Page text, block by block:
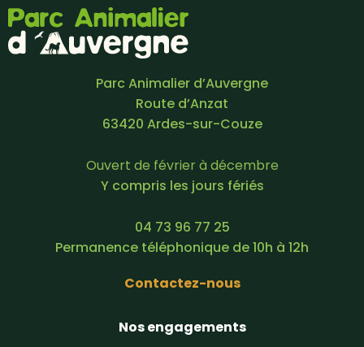
Parc Animalier d’Auvergne
Route d’Anzat
63420 Ardes-sur-Couze
Ouvert de février à décembre
Y compris les jours fériés
04 73 96 77 25
Permanence téléphonique de 10h à 12h
Contactez-nous
Nos engagements